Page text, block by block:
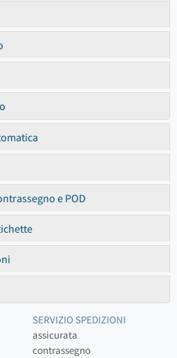
e POD
SERVIZIO SPEDIZIONI
assicurata
contrassegno